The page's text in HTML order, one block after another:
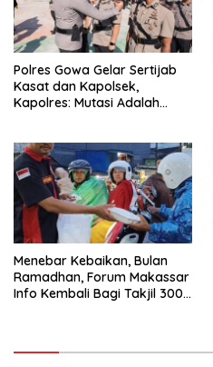
Polres Gowa Gelar Sertijab
Kasat dan Kapolsek,
Kapolres: Mutasi Adalah
Menebar Kebaikan, Bulan
Ramadhan, Forum Makassar
Info Kembali Bagi Takjil 300